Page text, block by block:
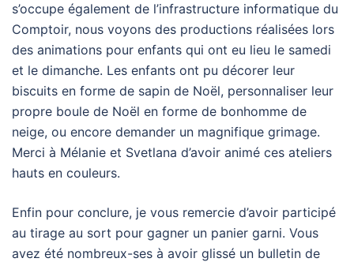
s’occupe également de l’infrastructure informatique du
Comptoir, nous voyons des productions réalisées lors
des animations pour enfants qui ont eu lieu le samedi
et le dimanche. Les enfants ont pu décorer leur
biscuits en forme de sapin de Noël, personnaliser leur
propre boule de Noël en forme de bonhomme de
neige, ou encore demander un magnifique grimage.
Merci à Mélanie et Svetlana d’avoir animé ces ateliers
hauts en couleurs.
Enfin pour conclure, je vous remercie d’avoir participé
au tirage au sort pour gagner un panier garni. Vous
avez été nombreux-ses à avoir glissé un bulletin de